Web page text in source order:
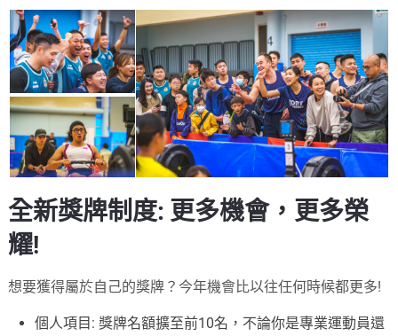
全新獎牌制度: 更多機會，更多榮
耀!
想要獲得屬於自己的獎牌？今年機會比以往任何時候都更多!
個人項目: 獎牌名額擴至前10名，不論你是專業運動員還